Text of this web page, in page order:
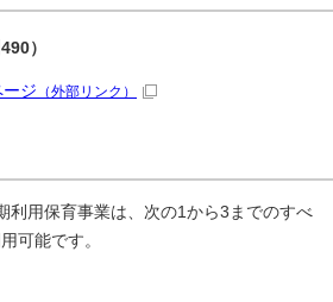
）
ジ （外部リンク）
利用保育事業は、次の1から3までのすべ
可能です。